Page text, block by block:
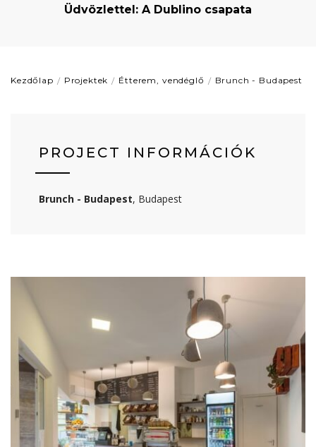
Üdvözlettel: A Dublino csapata
Kezdőlap Projektek Étterem, vendéglő Brunch - Budapest
PROJECT INFORMÁCIÓK
Brunch - Budapest, Budapest